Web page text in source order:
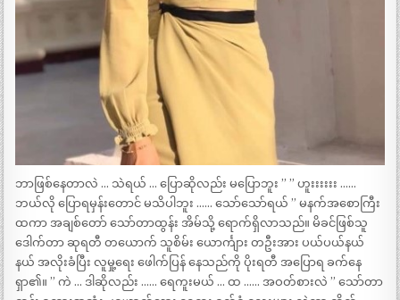
ဘာဖြစ်နေတာလဲ … သဲရယ် … ပြောဆိုလည်း မပြောဘူး ” ” ဟူးးးးးး ……
ဘယ်လို ပြောရမှန်းတောင် မသိပါဘူး …… သော်သော်ရယ် ” မနက်အစောကြီး
ထကာ အချစ်တော် သော်တာထွန်း အိမ်သို့ ရောက်ရှိလာသည်။ မိခင်ဖြစ်သူ
ဒေါက်တာ ဆုရတီ တယောက် သူစိမ်း ယောင်္ကျား တဦးအား ပယ်ပယ်နယ်
နယ် အလိုးခံပြီး လူမှု့ရေး ဖေါက်ပြန် နေသည်ကို ပိုးရတီ အပြောရ ခက်နေ
ရှာ၏။ ” ကဲ … ဒါဆိုလည်း …… ရေကူးမယ် … ထ …… အဝတ်စားလဲ ” သော်တာ